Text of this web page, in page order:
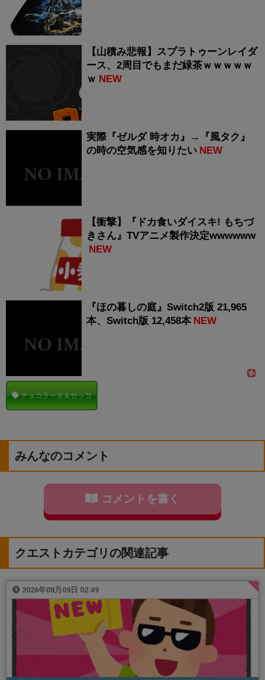
【山積み悲報】スプラトゥーンレイダ
ース、2周目でもまだ緑茶ｗｗｗｗｗ
ｗ NEW
実際『ゼルダ 時オカ』→『風タク』
の時の空気感を知りたい NEW
【衝撃】『ドカ食いダイスキ! もちづ
きさん』TVアニメ製作決定wwwwww
NEW
『ほの暮しの庭』Switch2版 21,965
本、Switch版 12,458本 NEW
チョコラータ＆セッコ
みんなのコメント
コメントを書く
クエストカテゴリの関連記事
2026年08月09日 02:49